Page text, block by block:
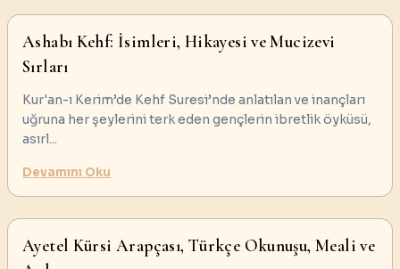
Ashabı Kehf: İsimleri, Hikayesi ve Mucizevi
Sırları
Kur'an-ı Kerim’de Kehf Suresi’nde anlatılan ve inançları
uğruna her şeylerini terk eden gençlerin ibretlik öyküsü,
asırl...
Devamını Oku
Ayetel Kürsi Arapçası, Türkçe Okunuşu, Meali ve